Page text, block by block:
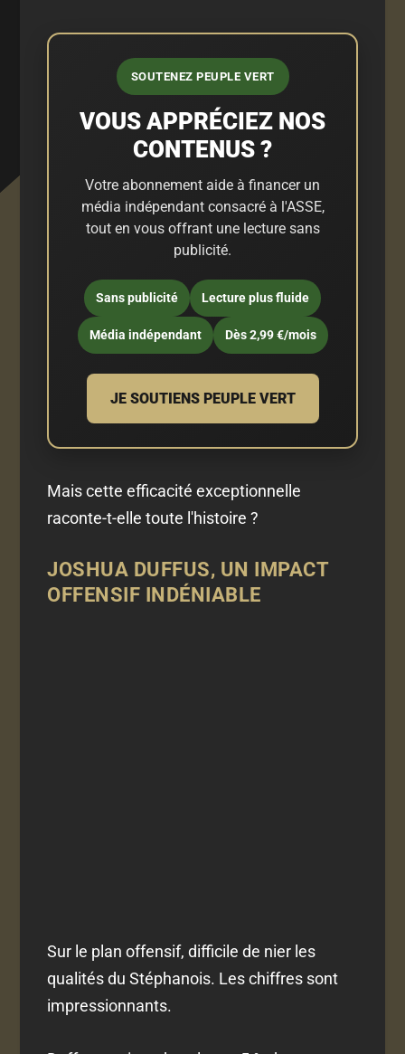
SOUTENEZ PEUPLE VERT
VOUS APPRÉCIEZ NOS
CONTENUS ?
Votre abonnement aide à financer un
média indépendant consacré à l'ASSE,
tout en vous offrant une lecture sans
publicité.
Sans publicité Lecture plus fluide
Média indépendant Dès 2,99 €/mois
JE SOUTIENS PEUPLE VERT
Mais cette efficacité exceptionnelle
raconte-t-elle toute l'histoire ?
JOSHUA DUFFUS, UN IMPACT
OFFENSIF INDÉNIABLE
Sur le plan offensif, difficile de nier les
qualités du Stéphanois. Les chiffres sont
impressionnants.